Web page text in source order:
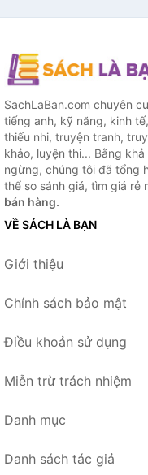
SachLaBan.com chuyên
tiếng anh, kỹ năng, kinh
thiếu nhi, truyện tranh,
khảo, luyện thi... Bằng
ngừng, chúng tôi đã tổng
thể so sánh giá, tìm giá rẻ
bán hàng.
VỀ SÁCH LÀ BẠN
Giới thiệu
Chính sách bảo mật
Điều khoản sử dụng
Miễn trừ trách nhiệm
Danh mục
Danh sách tác giả